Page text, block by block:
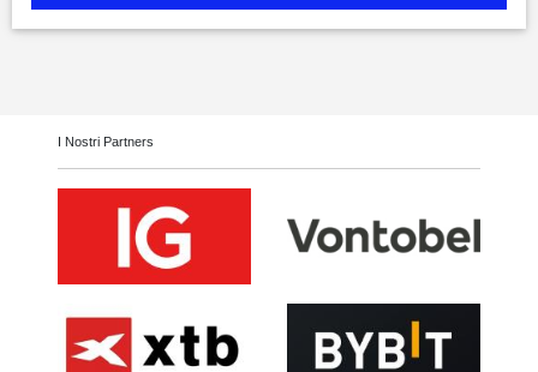
I Nostri Partners